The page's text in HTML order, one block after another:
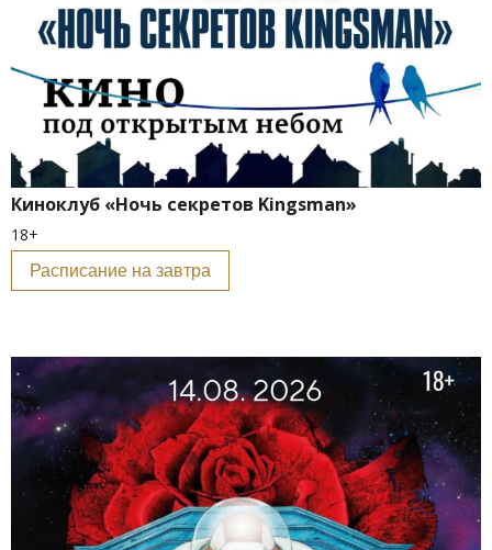
Киноклуб «Ночь секретов Kingsman»
18+
Расписание на завтра